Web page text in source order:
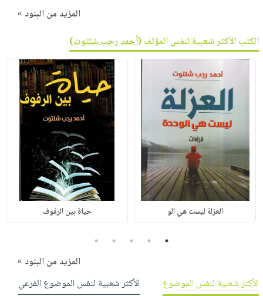
المزيد من البنود »
الكتب الأكثر شعبية لنفس المؤلف (أحمد رجب شلتوت)
العزلة ليست هي الو حياة بين الرفوف
1
2
3
4
5
المزيد من البنود »
الأكثر شعبية لنفس الموضوع
الأكثر شعبية لنفس الموضوع الفرعي